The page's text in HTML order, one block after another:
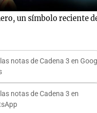
un símbolo reciente
notas de Cadena 3 en
notas de Cadena 3 en
2026